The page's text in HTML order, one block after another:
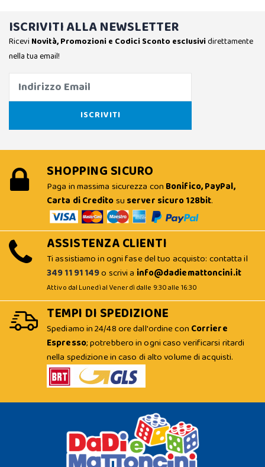
ISCRIVITI ALLA NEWSLETTER
Ricevi Novità, Promozioni e Codici Sconto esclusividirettamente
nella tua email!
SHOPPING SICURO
Paga in massima sicurezza con Bonifico, PayPal,
Carta di Creditosu server sicuro 128bit.
ASSISTENZA CLIENTI
Ti assistiamo in ogni fase del tuo acquisto: contatta il
349 11 91 149o scrivi a info@dadiemattoncini.it
Attivo dal Lunedì al Venerdì dalle 9:30 alle 16:30
TEMPI DI SPEDIZIONE
Spediamo in 24/48 ore dall'ordine con Corriere
Espresso; potrebbero in ogni caso verificarsi ritardi
nella spedizione in caso di alto volume di acquisti.